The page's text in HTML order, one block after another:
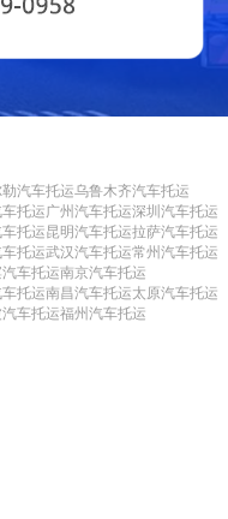
勒汽车托运乌鲁木齐汽车托运
托运广州汽车托运深圳汽车托运
托运昆明汽车托运拉萨汽车托运
托运武汉汽车托运常州汽车托运
车托运南京汽车托运
托运南昌汽车托运太原汽车托运
车托运福州汽车托运